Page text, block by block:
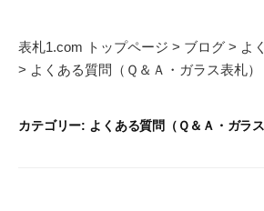
表札1.com トップページ > ブログ > よ
> よくある質問（Ｑ＆Ａ・ガラス表札）
カテゴリー: よくある質問（Ｑ＆Ａ・ガラス